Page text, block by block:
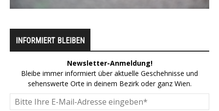
INFORMIERT BLEIBEN
Newsletter-Anmeldung!
Bleibe immer informiert über aktuelle Geschehnisse und
sehenswerte Orte in deinem Bezirk oder ganz Wien.